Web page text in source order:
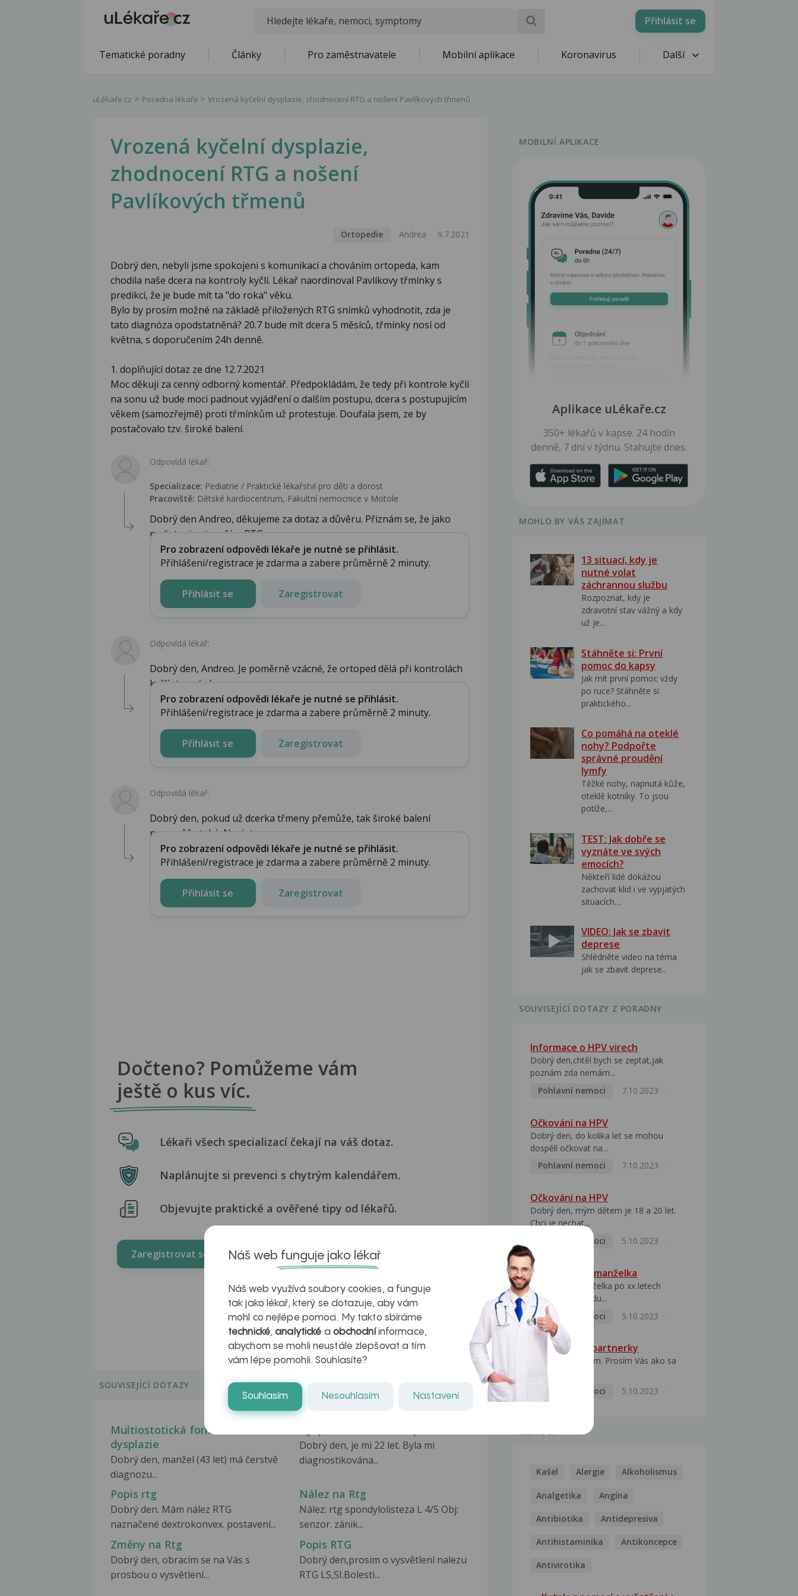
Přihlásit se
Tematické poradny Články Pro zaměstnavatele Mobilní aplikace Koronavirus Další
uLékaře.cz Poradna lékaře Vrozená kyčelní dysplazie, zhodnocení RTG a nošení Pavlíkových třmenů
Vrozená kyčelní dysplazie,
zhodnocení RTG a nošení
Pavlíkových třmenů
Ortopedie Andrea 9.7.2021
Dobrý den, nebyli jsme spokojeni s komunikací a chováním ortopeda, kam
chodila naše dcera na kontroly kyčlí. Lékař naordinoval Pavlíkovy třmínky s
predikcí, že je bude mít ta "do roka" věku.
Bylo by prosím možné na základě přiložených RTG snímků vyhodnotit, zda je
tato diagnóza opodstatněná? 20.7 bude mít dcera 5 měsíců, třmínky nosí od
května, s doporučením 24h denně.
1. doplňující dotaz ze dne 12.7.2021
Moc děkuji za cenný odborný komentář. Předpokládám, že tedy při kontrole kyčlí
na sonu už bude moci padnout vyjádření o dalším postupu, dcera s postupujícím
věkem (samozřejmě) proti třmínkům už protestuje. Doufala jsem, ze by
postačovalo tzv. široké balení.
Odpovídá lékař:
Specializace: Pediatrie / Praktické lékařství pro děti a dorost
Pracoviště: Dětské kardiocentrum, Fakultní nemocnice v Motole
Dobrý den Andreo, děkujeme za dotaz a důvěru. Přiznám se, že jako
pediatr si netroufám RTG s...
Pro zobrazení odpovědi lékaře je nutné se přihlásit.
Přihlášení/registrace je zdarma a zabere průměrně 2 minuty.
Přihlásit se Zaregistrovat
Odpovídá lékař:
Dobrý den, Andreo. Je poměrně vzácné, že ortoped dělá při kontrolách
kyčlí rtg snímky, ...
Pro zobrazení odpovědi lékaře je nutné se přihlásit.
Přihlášení/registrace je zdarma a zabere průměrně 2 minuty.
Přihlásit se Zaregistrovat
Odpovídá lékař:
Dobrý den, pokud už dcerka třmeny přemůže, tak široké balení
nepomůže také. Navíc to ne...
Pro zobrazení odpovědi lékaře je nutné se přihlásit.
Přihlášení/registrace je zdarma a zabere průměrně 2 minuty.
Přihlásit se Zaregistrovat
Dočteno? Pomůžeme vám
ještě o kus víc.
Lékaři všech specializací čekají na váš dotaz.
Naplánujte si prevenci s chytrým kalendářem.
Objevujte praktické a ověřené tipy od lékařů.
Zaregistrovat se zdarma Přihlásit se
SOUVISEJÍCÍ DOTAZY
Multiostotická forma fibriozní
dysplazie
Dobrý den, manžel (43 let) má čerstvě
diagnozu...
Dobrý den, je mi 22 let. Byla mi
diagnostikována...
Popis rtg
Dobrý den. Mám nález RTG
naznačené dextrokonvex. postavení...
Nález na Rtg
Nález: rtg spondylolisteza L 4/5 Obj:
senzor. zánik...
Změny na Rtg
Dobrý den, obracím se na Vás s
prosbou o vysvětlení...
Popis RTG
Dobrý den,prosim o vysvětlení nalezu
RTG LS,SI.Bolesti...
MOBILNÍ APLIKACE
Aplikace uLékaře.cz
350+ lékařů v kapse. 24 hodin
denně, 7 dní v týdnu. Stahujte dnes.
MOHLO BY VÁS ZAJÍMAT
13 situací, kdy je
nutné volat
záchrannou službu
Rozpoznat, kdy je
zdravotní stav vážný a kdy
už je...
Stáhněte si: První
pomoc do kapsy
Jak mít první pomoc vždy
po ruce? Stáhněte si
praktického...
Co pomáhá na oteklé
nohy? Podpořte
správné proudění
lymfy
Těžké nohy, napnutá kůže,
oteklé kotníky. To jsou
potíže,...
TEST: Jak dobře se
vyznáte ve svých
emocích?
Někteří lidé dokážou
zachovat klid i ve vypjatých
situacích....
VIDEO: Jak se zbavit
deprese
Shlédněte video na téma
jak se zbavit deprese..
SOUVISEJÍCÍ DOTAZY Z PORADNY
Informace o HPV virech
Dobrý den,chtěl bych se zeptat,jak
poznám zda nemám...
Pohlavní nemoci
7.10.2023
Očkování na HPV
Dobrý den, do kolika let se mohou
dospělí očkovat na...
Pohlavní nemoci
7.10.2023
Očkování na HPV
Dobrý den, mým dětem je 18 a 20 let.
Chci je nechat...
Pohlavní nemoci
5.10.2023
HPV pozitivní manželka
Dobrý den, manželka po xx letech
přivezla z Východu...
Pohlavní nemoci
5.10.2023
HPV typ 52 u partnerky
Dobrý deň prajem. Prosím Vás ako sa
Pohlavní nemoci
5.10.2023
NEMOCI
Kašel Alergie Alkoholismus
Analgetika Angína
Antibiotika Antidepresiva
Antihistaminika Antikoncepce
Antivirotika
Náš web funguje jako lékař
Náš web využívá soubory cookies, a funguje
tak jako lékař, který se dotazuje, aby vám
mohl co nejlépe pomoci. My takto sbíráme
technické,analytické a obchodníinformace,
abychom se mohli neustále zlepšovat a tím
vám lépe pomohli. Souhlasíte?
Souhlasím Nesouhlasím Nastavení